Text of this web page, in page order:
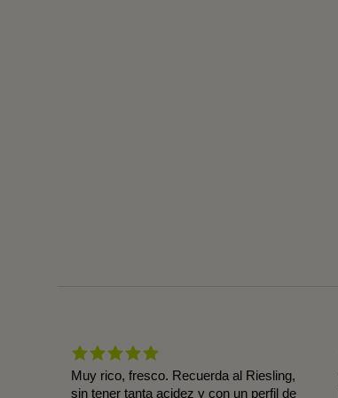
Muy rico, fresco. Recuerda al Riesling,
sin tener tanta acidez y con un perfil de